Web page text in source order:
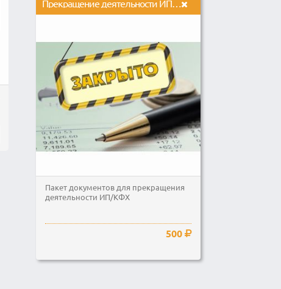
Прекращение деятельности ИП, КФХ
Пакет документов для прекращения
деятельности ИП/КФХ
500